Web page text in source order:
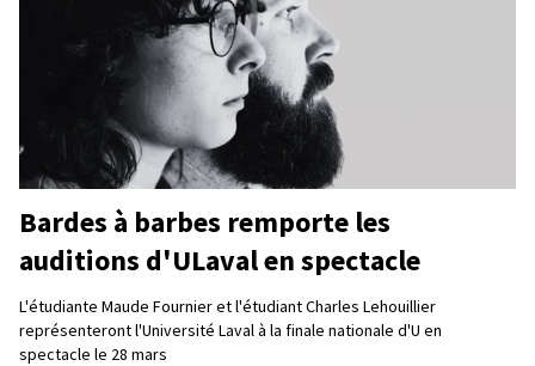
Bardes à barbes remporte les
auditions d'ULaval en spectacle
L'étudiante Maude Fournier et l'étudiant Charles Lehouillier
représenteront l'Université Laval à la finale nationale d'U en
spectacle le 28 mars